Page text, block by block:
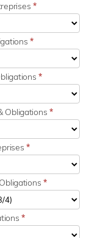
*
*
*
Obligations*
*
*
*